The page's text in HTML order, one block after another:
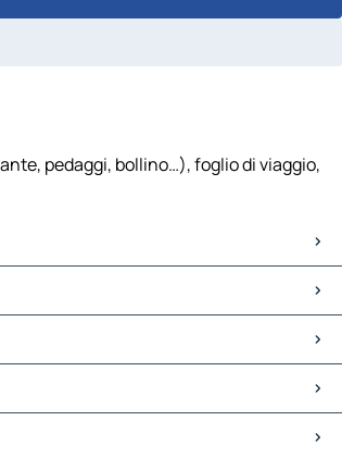
pedaggi, bollino…), foglio di viaggio,